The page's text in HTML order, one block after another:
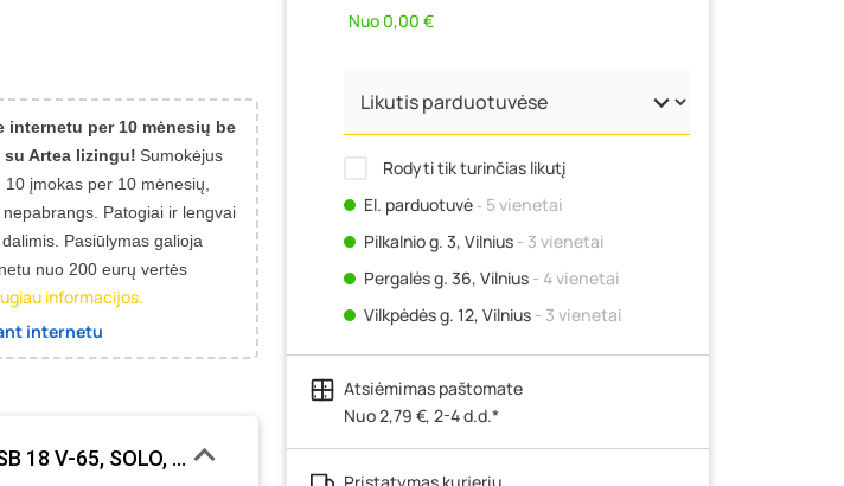
internetu per 10 mėnesių be
su Artea lizingu! Sumokėjus
10 įmokas per 10 mėnesių,
Patogiai ir lengvai
Pasiūlymas galioja
nuo 200 eurų vertės
informacijos.
internetu
18 V-65, SOLO, 18 V, maks. sukimo momentas 65 Nm, be akumuliatoriaus ir kroviklio,
Nuo 0,00 €
Rodyti tik turinčias likutį
El. parduotuvė‐ 5 vienetai
Pilkalnio g. 3, Vilnius - 3 vienetai
Pergalės g. 36, Vilnius - 4 vienetai
Vilkpėdės g. 12, Vilnius - 3 vienetai
Ateities g. 15, Vilnius- 3 vienetai
Kauno r., Narsiečių k., Vytauto g. 183,
Kaunas- 4 vienetai
Šilutės pl. 83A, Klaipėda- 0 vienetų
Atsiėmimas paštomate
Nuo 2,79 €, 2-4 d.d.*